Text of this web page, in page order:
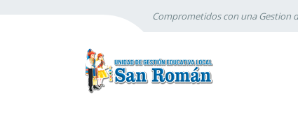
Comprometidos con una Gestion